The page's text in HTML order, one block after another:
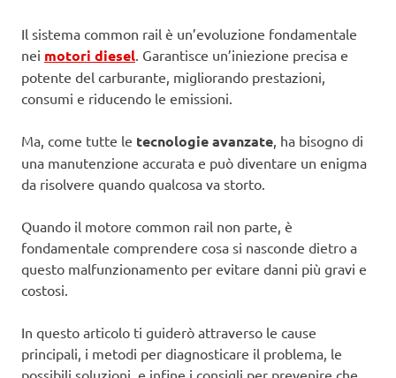
Il sistema common rail è un’evoluzione fondamentale
nei motori diesel. Garantisce un’iniezione precisa e
potente del carburante, migliorando prestazioni,
consumi e riducendo le emissioni.
Ma, come tutte le tecnologie avanzate, ha bisogno di
una manutenzione accurata e può diventare un enigma
da risolvere quando qualcosa va storto.
Quando il motore common rail non parte, è
fondamentale comprendere cosa si nasconde dietro a
questo malfunzionamento per evitare danni più gravi e
costosi.
In questo articolo ti guiderò attraverso le cause
principali, i metodi per diagnosticare il problema, le